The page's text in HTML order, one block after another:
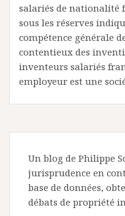
salariés de nationalité
sous les réserves
compétence générale
contentieux des
inventeurs salariés
employeur est une
Un blog de Philippe
jurisprudence en
base de données,
débats de propriété